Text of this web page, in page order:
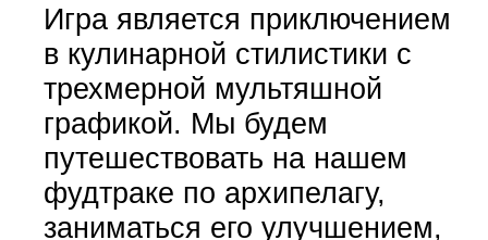
Игра является приключением
в кулинарной стилистики с
трехмерной мультяшной
графикой. Мы будем
путешествовать на нашем
фудтраке по архипелагу,
заниматься его улучшением,